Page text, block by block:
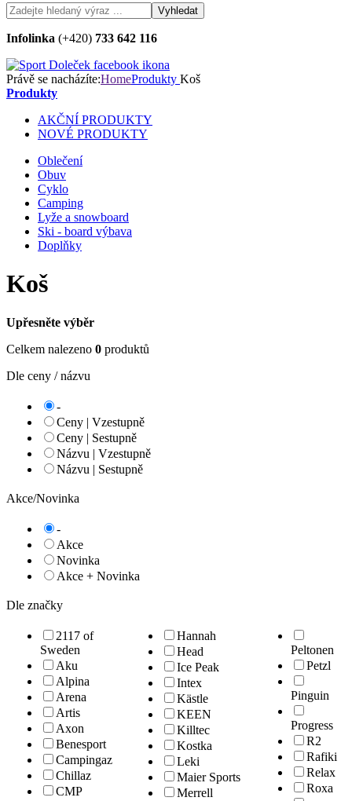
Infolinka (+420) 733 642 116
Právě se nacházíte:HomeProdukty Koš
Produkty
AKČNÍ PRODUKTY
NOVÉ PRODUKTY
Oblečení
Obuv
Cyklo
Camping
Lyže a snowboard
Ski - board výbava
Doplňky
Koš
Upřesněte výběr
Celkem nalezeno 0 produktů
Dle ceny / názvu
-
Ceny | Vzestupně
Ceny | Sestupně
Názvu | Vzestupně
Názvu | Sestupně
Akce/Novinka
-
Akce
Novinka
Akce + Novinka
Dle značky
2117 of
Sweden
Aku
Alpina
Arena
Artis
Axon
Benesport
Campingaz
Chillaz
CMP
Hannah
Head
Ice Peak
Intex
Kästle
KEEN
Killtec
Kostka
Leki
Maier Sports
Merrell
Peltonen
Petzl
Pinguin
Progress
R2
Rafiki
Relax
Roxa